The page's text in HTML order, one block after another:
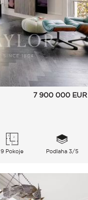
7 900 000 EUR
9 Pokoje Podlaha 3/5